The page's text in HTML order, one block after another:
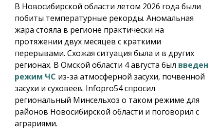
В Новосибирской области летом 2026 года были
побиты температурные рекорды. Аномальная
жара стояла в регионе практически на
протяжении двух месяцев с краткими
перерывами. Схожая ситуация была и в других
регионах. В Омской области 4 августа был введен
режим ЧС из-за атмосферной засухи, почвенной
засухи и суховеев. Infopro54спросил
региональный Минсельхоз о таком режиме для
районов Новосибирской области и поговорил с
аграриями.